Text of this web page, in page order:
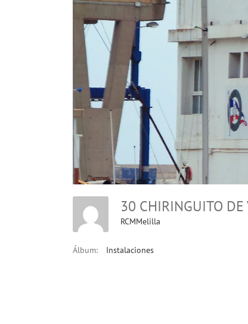
30 CHIRINGUITO DE
RCMMelilla
Álbum: Instalaciones